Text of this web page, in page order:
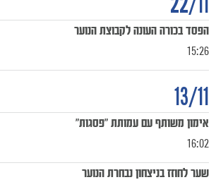
15:26
הפסד בכורה העונה לקבוצת הנוער
13/11
16:02
אימון משותף עם עמותת "פסגות"
שער לחוזז בניצחון נבחרת הנוער